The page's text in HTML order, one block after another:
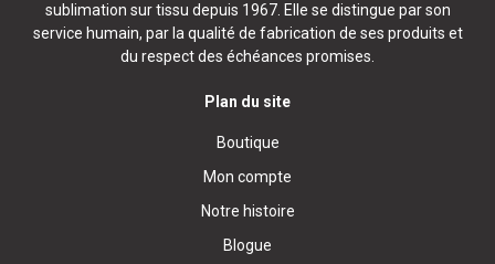
sublimation sur tissu depuis 1967. Elle se distingue par son
service humain, par la qualité de fabrication de ses produits et
du respect des échéances promises.
Plan du site
Boutique
Mon compte
Notre histoire
Blogue